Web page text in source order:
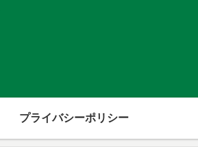
プライバシーポリシー